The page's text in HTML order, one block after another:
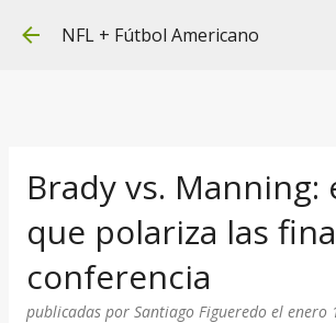
Ir al contenido principal
NFL + Fútbol Americano
Brady vs. Manning:
que polariza las
conferencia
publicadas por Santiago Figueredo el enero